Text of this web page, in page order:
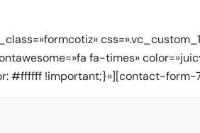
fa-times»
#ffffff !important;}»][contact-